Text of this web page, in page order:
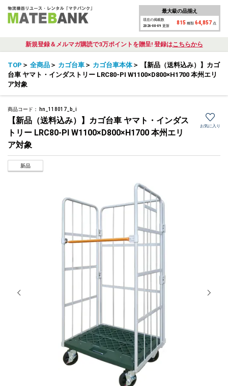
最大級の品揃え
現在の掲載数
2026-08-09 更新
815 種類 64,857 点
新規登録＆メルマガ購読で3万ポイントを贈呈! 登録はこちらから
TOP ＞ 全商品 ＞ カゴ台車 ＞ カゴ台車本体＞
【新品（送料込み）】カゴ
台車 ヤマト・インダストリー LRC80-PI W1100×D800×H1700 本州エリ
ア対象
商品コード： hn_118017_b_i
【新品（送料込み）】カゴ台車 ヤマト・インダス
トリー LRC80-PI W1100×D800×H1700 本州エリ
ア対象
お気に入り
新品